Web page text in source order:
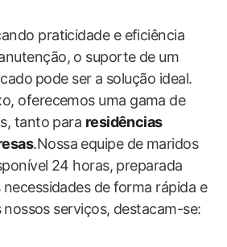
praticidade e eficiência
o suporte de um
⁣pode ser a solução ideal.
oferecemos uma gama de
tanto para residências
.Nossa equipe de‌ maridos
24 horas, preparada​
de⁤ forma rápida e⁤
serviços, destacam-se: